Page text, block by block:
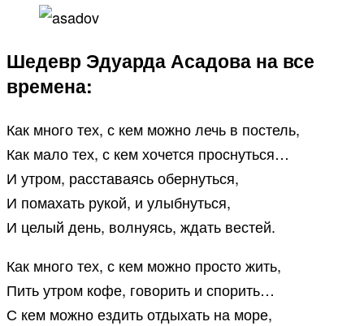
Шедевр Эдуарда Асадова на все
времена:
Как много тех, с кем можно лечь в постель,
Как мало тех, с кем хочется проснуться…
И утром, расставаясь обернуться,
И помахать рукой, и улыбнуться,
И целый день, волнуясь, ждать вестей.
Как много тех, с кем можно просто жить,
Пить утром кофе, говорить и спорить…
С кем можно ездить отдыхать на море,